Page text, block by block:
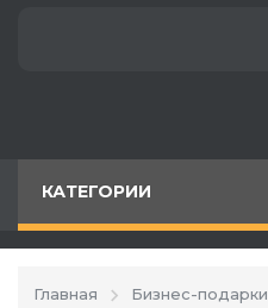
КАТЕГОРИИ
Главная Бизнес-подарки